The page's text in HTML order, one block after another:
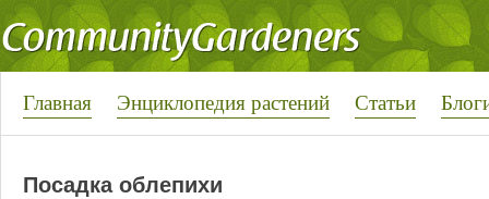
Главная Энциклопедия растений Статьи
Посадка облепихи